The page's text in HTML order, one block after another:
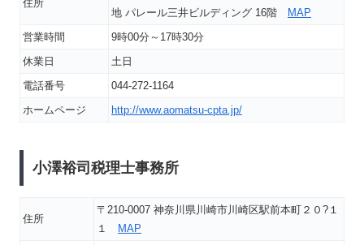
住所
地 パレール三井ビルディング 16階
MAP
営業時間
9時00分～17時30分
休業日
土日
電話番号
044-272-1164
ホームページ
http://www.aomatsu-cpta.jp/
小澤裕司税理士事務所
住所
〒210-0007 神奈川県川崎市川崎区駅前本町２０?１
１
MAP